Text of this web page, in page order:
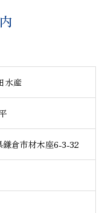
水産
倉市材木座6-3-32